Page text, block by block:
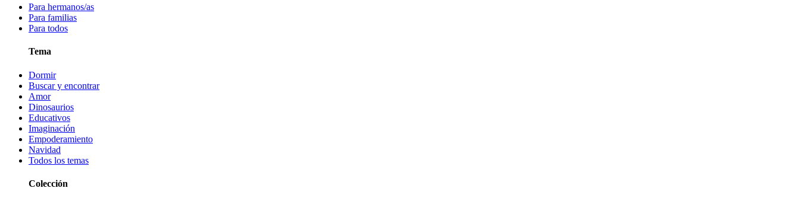
Para hermanos/as
Para familias
Para todos
Tema
Dormir
Buscar y encontrar
Amor
Dinosaurios
Educativos
Imaginación
Empoderamiento
Navidad
Todos los temas
Colección